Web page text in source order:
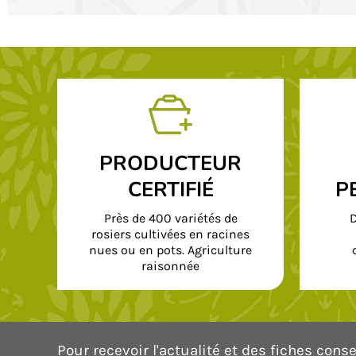
PRODUCTEUR
CERTIFIÉ
Près de 400 variétés de
rosiers cultivées en racines
nues ou en pots. Agriculture
raisonnée
Pour recevoir l'actualité et des fiches